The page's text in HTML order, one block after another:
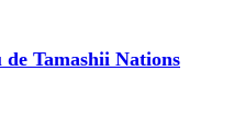
Tamashii Nations